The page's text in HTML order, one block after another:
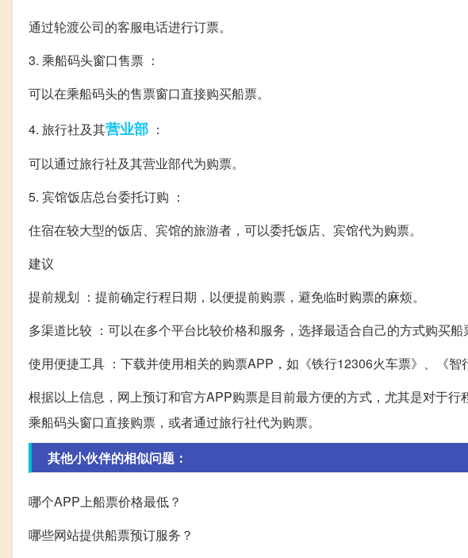
通过轮渡公司的客服电话进行订票。
3. 乘船码头窗口售票 ：
可以在乘船码头的售票窗口直接购买船票。
4. 旅行社及其营业部 ：
可以通过旅行社及其营业部代为购票。
5. 宾馆饭店总台委托订购 ：
住宿在较大型的饭店、宾馆的旅游者，可以委托饭店、宾馆代为购票。
建议
提前规划 ：提前确定行程日期，以便提前购票，避免临时购票的麻烦。
多渠道比较 ：可以在多个平台比较价格和服务，选择最适合自己的方式购买船
使用便捷工具 ：下载并使用相关的购票APP，如《铁行12306火车票》、《智
根据以上信息，网上预订和官方APP购票是目前最方便的方式，尤其是对于
乘船码头窗口直接购票，或者通过旅行社代为购票。
其他小伙伴的相似问题：
哪个APP上船票价格最低？
哪些网站提供船票预订服务？